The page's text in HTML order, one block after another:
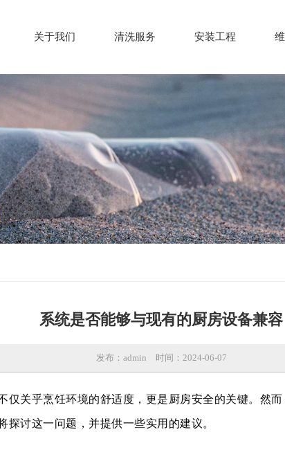
关于我们 清洗服务 安装工程
系统是否能够与现有的厨房设备兼容
发布：admin 时间：2024-06-07
仅关乎烹饪环境的舒适度，更是厨房安全的关键。然
讨这一问题，并提供一些实用的建议。